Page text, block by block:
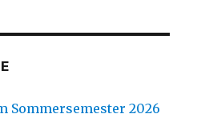
Sommersemester 2026